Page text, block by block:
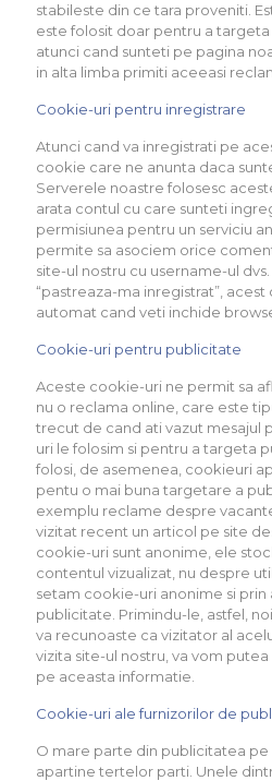
stabileste din ce tara proveniti.
este folosit doar pentru a targeta
atunci cand sunteti pe pagina
in alta limba primiti aceeasi
Cookie-uri pentru inregistrare
Atunci cand va inregistrati pe
cookie care ne anunta daca
Serverele noastre folosesc
arata contul cu care sunteti
permisiunea pentru un serviciu
permite sa asociem orice
site-ul nostru cu username-ul
“pastreaza-ma inregistrat”,
automat cand veti inchide
Cookie-uri pentru publicitate
Aceste cookie-uri ne permit sa
nu o reclama online, care este
trecut de cand ati vazut mesajul
uri le folosim si pentru a targeta
folosi, de asemenea, cookieuri
pentu o mai buna targetare a
exemplu reclame despre
vizitat recent un articol pe site
cookie-uri sunt anonime, ele
contentul vizualizat, nu despre
setam cookie-uri anonime si
publicitate. Primindu-le, astfel,
va recunoaste ca vizitator al
vizita site-ul nostru, va vom
pe aceasta informatie.
Cookie-uri ale furnizorilor de
O mare parte din publicitatea
apartine tertelor parti. Unele